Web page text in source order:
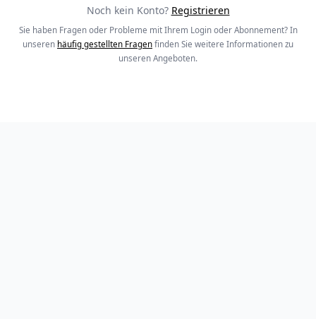
Noch kein Konto? Registrieren
Sie haben Fragen oder Probleme mit Ihrem Login oder Abonnement? In
unseren häufig gestellten Fragen finden Sie weitere Informationen zu
unseren Angeboten.